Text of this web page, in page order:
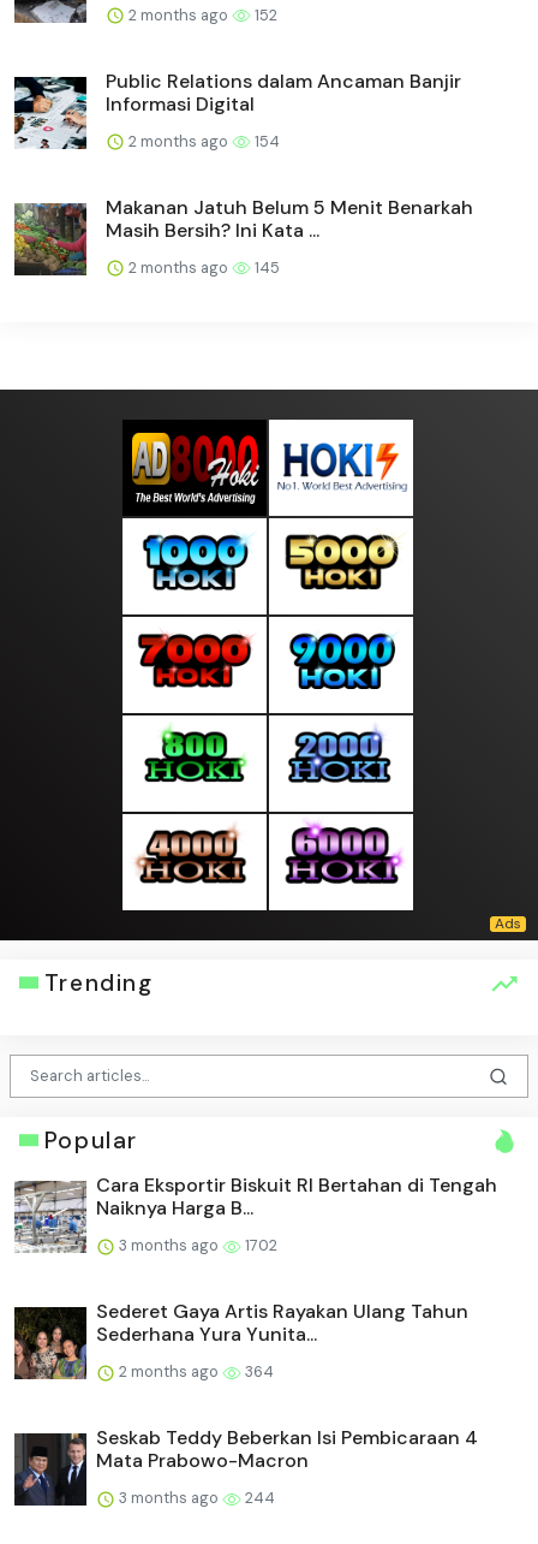
2 months ago 152
Public Relations dalam Ancaman Banjir
Informasi Digital
2 months ago 154
Makanan Jatuh Belum 5 Menit Benarkah
Masih Bersih? Ini Kata ...
2 months ago 145
Trending
Popular
Cara Eksportir Biskuit RI Bertahan di Tengah
Naiknya Harga B...
3 months ago 1702
Sederet Gaya Artis Rayakan Ulang Tahun
Sederhana Yura Yunita...
2 months ago 364
Seskab Teddy Beberkan Isi Pembicaraan 4
Mata Prabowo-Macron
3 months ago 244